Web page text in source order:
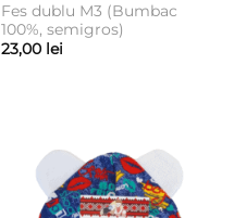
Fes dublu M3 (Bumbac
100%, semigros)
23,00 lei